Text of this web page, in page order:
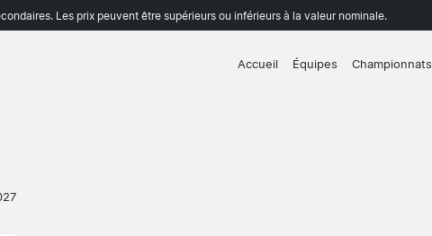
Les prix peuvent être supérieurs ou inférieurs à la valeur nominale.
Accueil Équipes Championnats